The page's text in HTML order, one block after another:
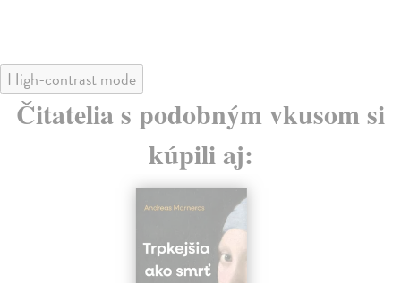
High-contrast mode
Čitatelia s podobným vkusom si
kúpili aj: